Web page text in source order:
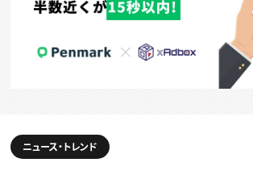
クリエイター求人を探す
CREATIVE JOB求人検索
特集求人
スキルアップしたい！ トップ
デザイン
TOP Creator’s コラム
ニュース・トレンド